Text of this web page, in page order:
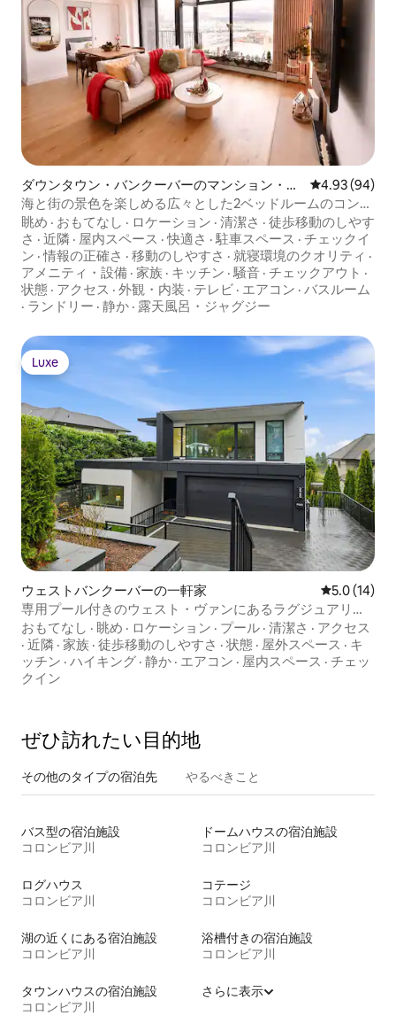
ダウンタウン・バンクーバーのマンション・ア
パート
レビュー94
4.93 (94)
海と街の景色を楽しめる広々とした2ベッドルームのコンド
ミニアム
眺め · おもてなし · ロケーション · 清潔さ · 徒歩移動のしやす
さ · 近隣 · 屋内スペース ·快適さ · 駐車スペース · チェックイ
ン ·情報の正確さ · 移動のしやすさ · 就寝環境のクオリティ ·
アメニティ・設備 · 家族 · キッチン · 騒音 · チェックアウト ·
状態 · アクセス · 外観・内装 · テレビ · エアコン · バスルーム
· ランドリー · 静か · 露天風呂・ジャグジー
Luxe
Luxe
ウェストバンクーバーの一軒家 レビュー14
5.0 (14)
専用プール付きのウェスト・ヴァンにあるラグジュアリー
な4ベッドルームの家
おもてなし · 眺め · ロケーション · プール · 清潔さ · アクセス
· 近隣 · 家族 · 徒歩移動のしやすさ · 状態 · 屋外スペース · キ
ッチン · ハイキング · 静か · エアコン · 屋内スペース · チェッ
クイン
ぜひ訪⁠れ⁠た⁠い目⁠的⁠地
その他のタ⁠イ⁠プ⁠の宿⁠泊⁠先 やるべきこと
バス型の宿泊施設
コロンビア川
ドームハウスの宿泊施設
コロンビア川
ログハウス
コロンビア川
コテージ
コロンビア川
湖の近くにある宿泊施設
コロンビア川
浴槽付きの宿泊施設
コロンビア川
タウンハウスの宿泊施設
コロンビア川
さらに表示